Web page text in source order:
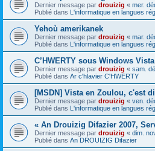
Dernier message par drouizig « mer.
Publié dans L'informatique en langues
Yehoù amerikanek
Dernier message par drouizig « mar.
Publié dans L'informatique en langues
C’HWERTY sous Windows Vista
Dernier message par drouizig « sam.
Publié dans Ar c'hlavier C'HWERTY
[MSDN] Vista en Zoulou, c'est
Dernier message par drouizig « ven.
Publié dans L'informatique en langues
« An Drouizig Difazier 2007,
Dernier message par drouizig « dim.
Publié dans An DROUIZIG Difazier